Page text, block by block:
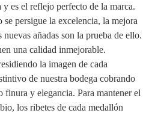
es el reflejo perfecto de la marca.
persigue la excelencia, la mejora
añadas son la prueba de ello.
una calidad inmejorable.
la imagen de cada
de nuestra bodega cobrando
finura y elegancia. Para mantener el
los ribetes de cada medallón